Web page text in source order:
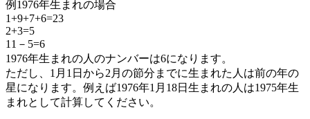
例1976年生まれの場合
1+9+7+6=23
2+3=5
11－5=6
1976年生まれの人のナンバーは6になります。
ただし、1月1日から2月の節分までに生まれた人は前の年の
星になります。例えば1976年1月18日生まれの人は1975年生
まれとして計算してください。